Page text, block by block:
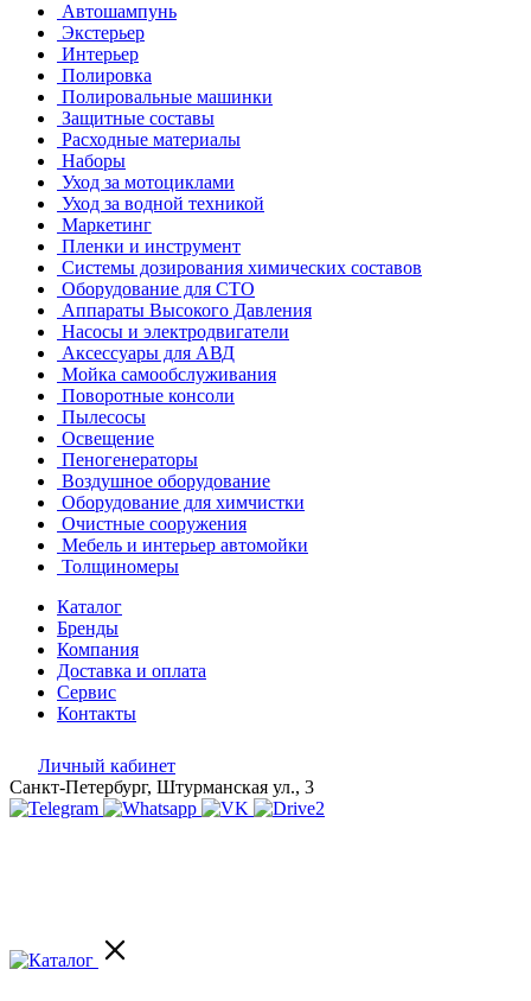
Автошампунь
Экстерьер
Интерьер
Полировка
Полировальные машинки
Защитные составы
Расходные материалы
Наборы
Уход за мотоциклами
Уход за водной техникой
Маркетинг
Пленки и инструмент
Системы дозирования химических составов
Оборудование для СТО
Аппараты Высокого Давления
Насосы и электродвигатели
Аксессуары для АВД
Мойка самообслуживания
Поворотные консоли
Пылесосы
Освещение
Пеногенераторы
Воздушное оборудование
Оборудование для химчистки
Очистные сооружения
Мебель и интерьер автомойки
Толщиномеры
Каталог
Бренды
Компания
Доставка и оплата
Сервис
Контакты
Личный кабинет
Санкт-Петербург, Штурманская ул., 3